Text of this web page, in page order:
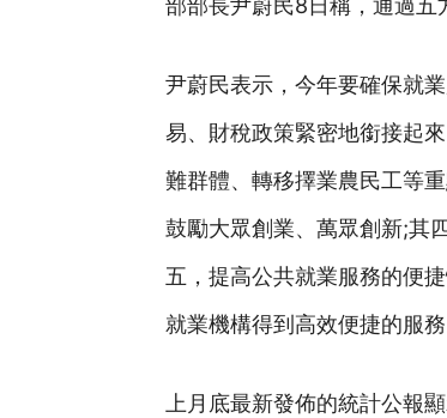
部部長尹蔚民8日稱，通過五
尹蔚民表示，今年要確保就
易、財稅政策緊密地銜接起
難群體、轉移擇業農民工等
鼓勵大眾創業、萬眾創新;其
五，提高公共就業服務的便
就業機構得到高效便捷的服務
上月底最新發佈的統計公報